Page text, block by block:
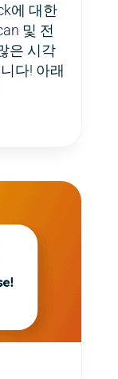
에 대한
및 전
은 시각
다! 아래